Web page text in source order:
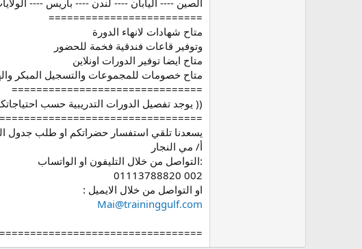
الصين ---- اليابان ---- لندن ---- باريس ----
=========================
متاح شهادات لانهاء الدورة
وتوفير قاعات فندقية فخمة للحضور
متاح ايضا توفير الدورات اونلاين
متاح خصومات للمجموعات والتسجيل المبكر
===============================
(( يوجد تفصيل الدورات التدريبية حسب
=================================
يسعدنا تلقي استفسار حضراتكم او طلب جدول
أ/ مي النجار
:التواصل من خلال التليفون او الواتساب
002 01113788820
او التواصل من خلال الايميل :
Mai@traininggulf.com